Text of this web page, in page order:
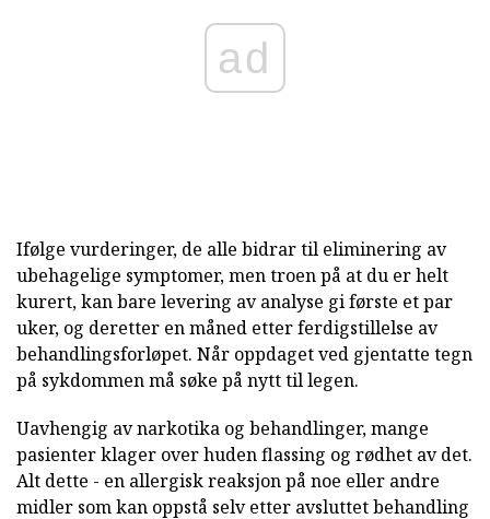
ad
Ifølge vurderinger, de alle bidrar til eliminering av
ubehagelige symptomer, men troen på at du er helt
kurert, kan bare levering av analyse gi første et par
uker, og deretter en måned etter ferdigstillelse av
behandlingsforløpet. Når oppdaget ved gjentatte tegn
på sykdommen må søke på nytt til legen.
Uavhengig av narkotika og behandlinger, mange
pasienter klager over huden flassing og rødhet av det.
Alt dette - en allergisk reaksjon på noe eller andre
midler som kan oppstå selv etter avsluttet behandling